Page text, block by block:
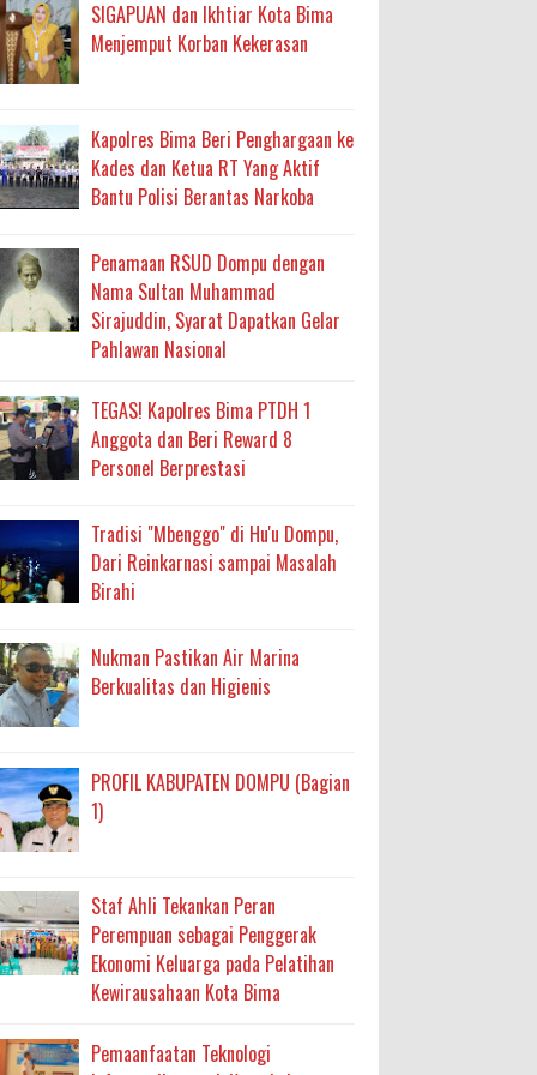
Layanan Berjalan Bertahap
Bantuan BSPS
2027 ke BPJN NTB
Pelaksanaan APBD Kota Bima
Kepercayaan Rakyat Landasan Utama
Air Bersih
Siap Edar
SIGAPUAN dan Ikhtiar Kota Bima
Menjemput Korban Kekerasan
Kapolres Bima Beri Penghargaan ke
Kades dan Ketua RT Yang Aktif
Bantu Polisi Berantas Narkoba
Penamaan RSUD Dompu dengan
Nama Sultan Muhammad
Sirajuddin, Syarat Dapatkan Gelar
Pahlawan Nasional
TEGAS! Kapolres Bima PTDH 1
Anggota dan Beri Reward 8
Personel Berprestasi
Tradisi "Mbenggo" di Hu'u Dompu,
Dari Reinkarnasi sampai Masalah
Birahi
Nukman Pastikan Air Marina
Berkualitas dan Higienis
PROFIL KABUPATEN DOMPU (Bagian
1)
Staf Ahli Tekankan Peran
Perempuan sebagai Penggerak
Ekonomi Keluarga pada Pelatihan
Kewirausahaan Kota Bima
Pemaanfaatan Teknologi